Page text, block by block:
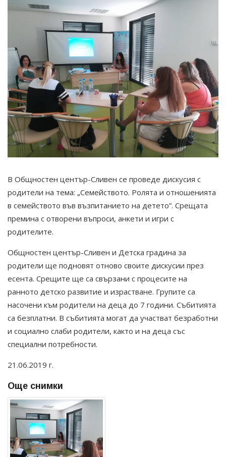
В Общностен център-Сливен се проведе дискусия с
родители на тема: „Семейството. Ролята и отношенията
в семейството във възпитанието на детето”. Срещата
премина с отворени въпроси, анкети и игри с
родителите.
Общностен център-Сливен и Детска градина за
родители ще подновят отново своите дискусии през
есента. Срещите ще са свързани с процесите на
ранното детско развитие и израстване. Групите са
насочени към родители на деца до 7 години. Събитията
са безплатни. В събитията могат да участват безработни
и социално слаби родители, както и на деца със
специални потребности.
21.06.2019 г.
Още снимки